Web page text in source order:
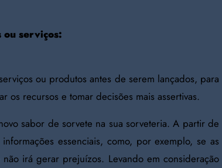
serviços:
ou produtos antes de serem lançados, para
os recursos e tomar decisões mais assertivas.
sabor de sorvete na sua sorveteria. A partir de
essenciais, como, por exemplo, se as
irá gerar prejuízos. Levando em consideração